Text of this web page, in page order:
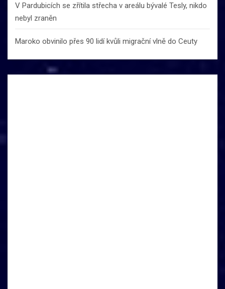
V Pardubicích se zřítila střecha v areálu bývalé Tesly, nikdo
nebyl zraněn
Maroko obvinilo přes 90 lidí kvůli migrační vlně do Ceuty